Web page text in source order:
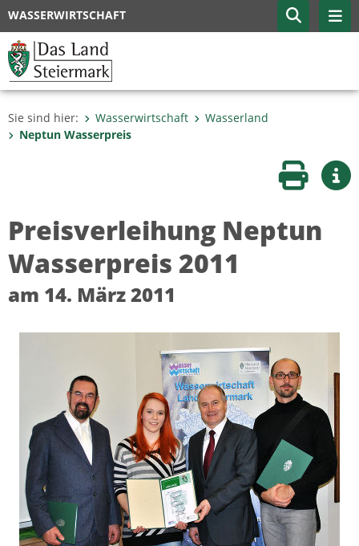
WASSERWIRTSCHAFT
Sie sind hier: Wasserwirtschaft
Wasserland
Neptun Wasserpreis
Seite
Preisverleihung Neptun
Wasserpreis 2011
am 14. März 2011